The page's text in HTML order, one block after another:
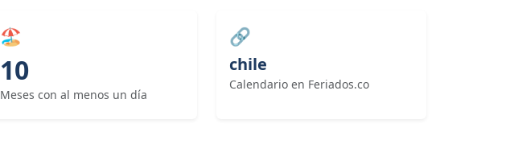
🏖
10
Meses con al menos un día
🔗
chile
Calendario en Feriados.co